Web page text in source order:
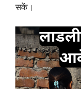
सकें।